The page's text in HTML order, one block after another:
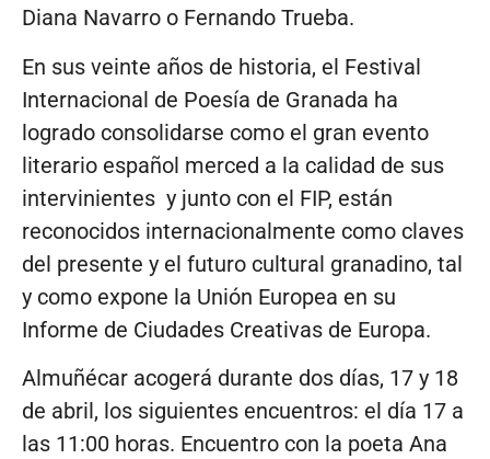
Diana Navarro o Fernando Trueba.
En sus veinte años de historia, el Festival
Internacional de Poesía de Granada ha
logrado consolidarse como el gran evento
literario español merced a la calidad de sus
intervinientes y junto con el FIP, están
reconocidos internacionalmente como claves
del presente y el futuro cultural granadino, tal
y como expone la Unión Europea en su
Informe de Ciudades Creativas de Europa.
Almuñécar acogerá durante dos días, 17 y 18
de abril, los siguientes encuentros: el día 17 a
las 11:00 horas. Encuentro con la poeta Ana